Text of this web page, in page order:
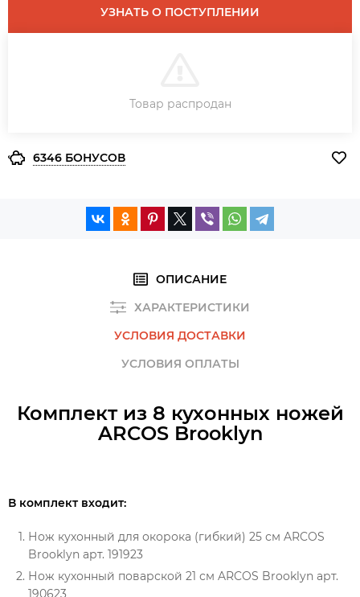
УЗНАТЬ О ПОСТУПЛЕНИИ
ЗАКАЗ В ОДИН КЛИК
Товар распродан
6346 БОНУСОВ
ОПИСАНИЕ
ХАРАКТЕРИСТИКИ
УСЛОВИЯ ДОСТАВКИ
УСЛОВИЯ ОПЛАТЫ
Комплект из 8 кухонных ножей
ARCOS Brooklyn
В комплект входит:
Нож кухонный для окорока (гибкий) 25 см ARCOS
Brooklyn арт. 191923
Нож кухонный поварской 21 см ARCOS Brooklyn арт.
190623